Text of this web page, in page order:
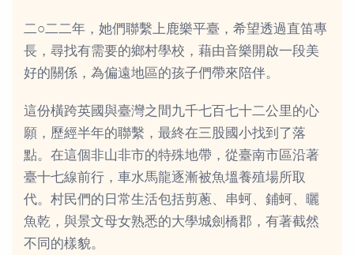
二○二二年，她們聯繫上鹿樂平臺，希望透過直笛專
長，尋找有需要的鄉村學校，藉由音樂開啟一段美
好的關係，為偏遠地區的孩子們帶來陪伴。
這份橫跨英國與臺灣之間九千七百七十二公里的心
願，歷經半年的聯繫，最終在三股國小找到了落
點。在這個非山非市的特殊地帶，從臺南市區沿著
臺十七線前行，車水馬龍逐漸被魚塭養殖場所取
代。村民們的日常生活包括剪蔥、串蚵、鋪蚵、曬
魚乾，與景文母女熟悉的大學城劍橋郡，有著截然
不同的樣貌。